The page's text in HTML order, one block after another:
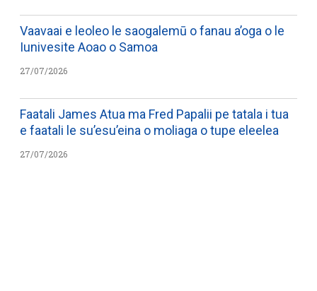
Vaavaai e leoleo le saogalemū o fanau a’oga o le
Iunivesite Aoao o Samoa
27/07/2026
Faatali James Atua ma Fred Papalii pe tatala i tua
e faatali le su’esu’eina o moliaga o tupe eleelea
27/07/2026